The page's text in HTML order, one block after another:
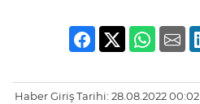
Haber Giriş Tarihi: 28.08.2022 00:02